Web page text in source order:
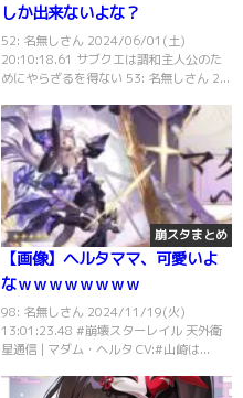
しか出来ないよな？
52: 名無しさん 2024/06/01(土)
20:10:18.61 サブクエは調和主人公のた
めにやらざるを得ない 53: 名無しさん 2...
崩スタまとめ
【画像】ヘルタママ、可愛いよ
なｗｗｗｗｗｗｗｗ
98: 名無しさん 2024/11/19(火)
13:01:23.48 #崩壊スターレイル 天外衛
星通信 | マダム・ヘルタ CV:#山崎は...